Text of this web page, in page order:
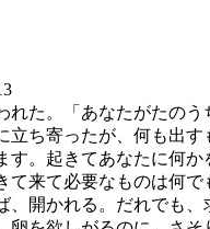
れた。「あなたがたの
立ち寄ったが、何も出
す。起きてあなたに何
て来て必要なものは何
開かれる。だれでも